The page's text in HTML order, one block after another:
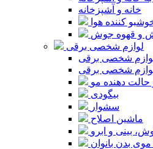
خانه و آشپزخانه
کننده هوا
و قهوه جوش
لوازم شخصی برقی
شخصی برقی
شخصی برقی
حالت دهنده مو
بیگودی
سشوار
ماشین اصلاح
بینی و ابرو
موی بدن بانوان